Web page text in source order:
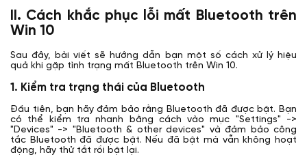
II. Cách khắc phục lỗi mất Bluetooth trên
Win 10
Sau đây, bài viết sẽ hướng dẫn bạn một số cách xử lý hiệu
quả khi gặp tình trạng mất Bluetooth trên Win 10.
1. Kiểm tra trạng thái của Bluetooth
Đầu tiên, bạn hãy đảm bảo rằng Bluetooth đã được bật. Bạn
có thể kiểm tra nhanh bằng cách vào mục "Settings" ->
"Devices" -> "Bluetooth & other devices" và đảm bảo công
tắc Bluetooth đã được bật. Nếu đã bật mà vẫn không hoạt
động, hãy thử tắt rồi bật lại.